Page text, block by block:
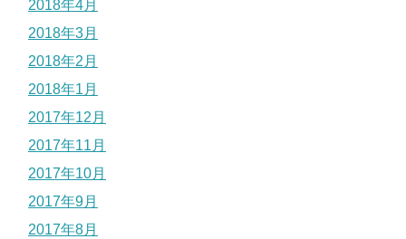
2018年4月
2018年3月
2018年2月
2018年1月
2017年12月
2017年11月
2017年10月
2017年9月
2017年8月